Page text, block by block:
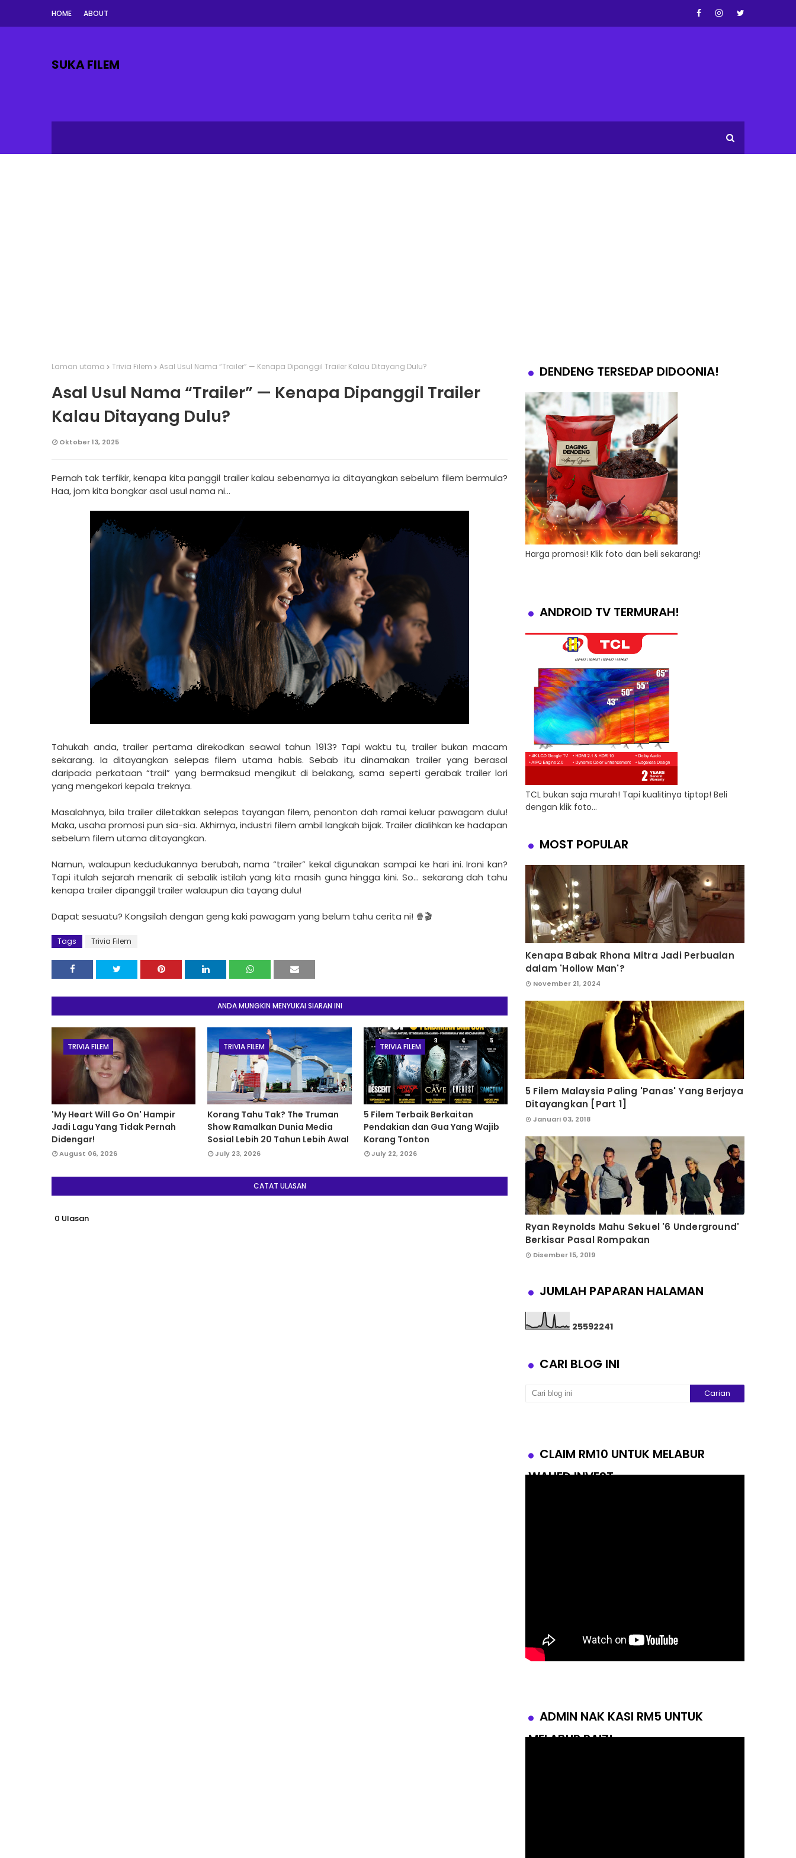
HOME ABOUT
SUKA FILEM
Laman utama Trivia Filem Asal Usul Nama “Trailer” — Kenapa Dipanggil Trailer Kalau Ditayang Dulu?
Asal Usul Nama “Trailer” — Kenapa Dipanggil Trailer
Kalau Ditayang Dulu?
Oktober 13, 2025
Pernah tak terfikir, kenapa kita panggil trailer kalau sebenarnya ia ditayangkan sebelum filem bermula?
Haa, jom kita bongkar asal usul nama ni…
Tahukah anda, trailer pertama direkodkan seawal tahun 1913? Tapi waktu tu, trailer bukan macam
sekarang. Ia ditayangkan selepas filem utama habis. Sebab itu dinamakan trailer yang berasal
daripada perkataan “trail” yang bermaksud mengikut di belakang, sama seperti gerabak trailer lori
yang mengekori kepala treknya.
Masalahnya, bila trailer diletakkan selepas tayangan filem, penonton dah ramai keluar pawagam dulu!
Maka, usaha promosi pun sia-sia. Akhirnya, industri filem ambil langkah bijak. Trailer dialihkan ke hadapan
sebelum filem utama ditayangkan.
Namun, walaupun kedudukannya berubah, nama “trailer” kekal digunakan sampai ke hari ini. Ironi kan?
Tapi itulah sejarah menarik di sebalik istilah yang kita masih guna hingga kini. So… sekarang dah tahu
kenapa trailer dipanggil trailer walaupun dia tayang dulu!
Dapat sesuatu? Kongsilah dengan geng kaki pawagam yang belum tahu cerita ni! 🍿🎬
Tags Trivia Filem
ANDA MUNGKIN MENYUKAI SIARAN INI
TRIVIA FILEM
'My Heart Will Go On' Hampir
Jadi Lagu Yang Tidak Pernah
Didengar!
August 06, 2026
TRIVIA FILEM
Korang Tahu Tak? The Truman
Show Ramalkan Dunia Media
Sosial Lebih 20 Tahun Lebih Awal
July 23, 2026
TRIVIA FILEM
5 Filem Terbaik Berkaitan
Pendakian dan Gua Yang Wajib
Korang Tonton
July 22, 2026
CATAT ULASAN
0 Ulasan
DENDENG TERSEDAP DIDOONIA!
Harga promosi! Klik foto dan beli sekarang!
ANDROID TV TERMURAH!
TCL bukan saja murah! Tapi kualitinya tiptop! Beli
dengan klik foto...
MOST POPULAR
Kenapa Babak Rhona Mitra Jadi Perbualan
dalam 'Hollow Man'?
November 21, 2024
5 Filem Malaysia Paling 'Panas' Yang Berjaya
Ditayangkan [Part 1]
Januari 03, 2018
Ryan Reynolds Mahu Sekuel '6 Underground'
Berkisar Pasal Rompakan
Disember 15, 2019
JUMLAH PAPARAN HALAMAN
25592241
CARI BLOG INI
CLAIM RM10 UNTUK MELABUR
WAHED INVEST
ADMIN NAK KASI RM5 UNTUK
MELABUR RAIZ!